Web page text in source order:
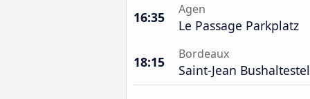
16:35 Agen
Le Passage Parkplatz
18:15 Bordeaux
Saint-Jean